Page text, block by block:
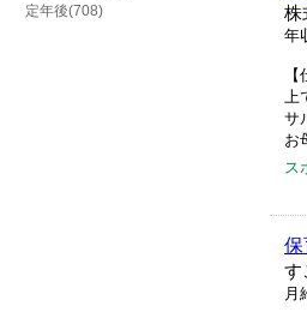
定年後(708)
株
年
上
サ
お
ス
保
す
月